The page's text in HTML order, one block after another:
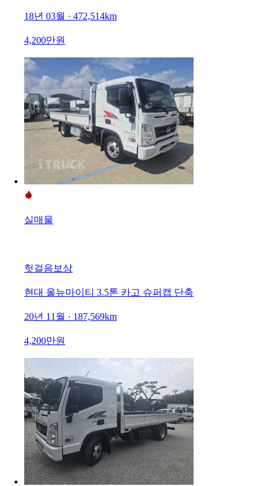
18년 03월 · 472,514km
4,200만원
실매물
헛걸음보상
현대 올뉴마이티 3.5톤 카고 슈퍼캡 단축
20년 11월 · 187,569km
4,200만원